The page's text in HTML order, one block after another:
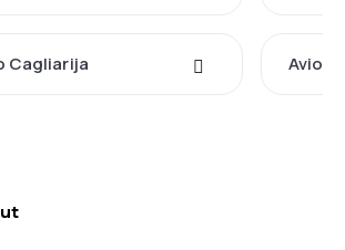
Cagliarija Avio